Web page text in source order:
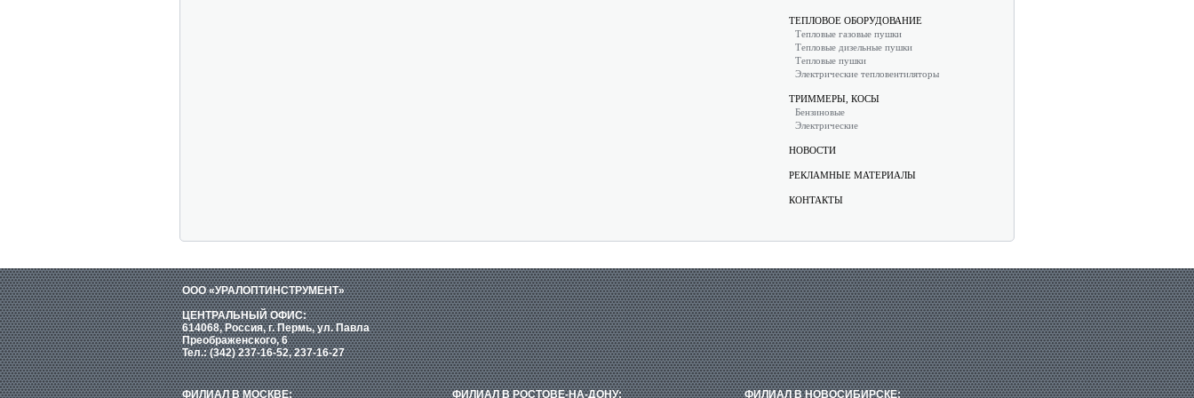
ТЕПЛОВОЕ ОБОРУДОВАНИЕ
Тепловые газовые пушки
Тепловые дизельные пушки
Тепловые пушки
Электрические тепловентиляторы
ТРИММЕРЫ, КОСЫ
Бензиновые
Электрические
НОВОСТИ
РЕКЛАМНЫЕ МАТЕРИАЛЫ
КОНТАКТЫ
ООО «УРАЛОПТИНСТРУМЕНТ»
ЦЕНТРАЛЬНЫЙ ОФИС:
614068, Россия, г. Пермь, ул. Павла
Преображенского, 6
Тел.: (342) 237-16-52, 237-16-27
ФИЛИАЛ В МОСКВЕ: ФИЛИАЛ В РОСТОВЕ-НА-ДОНУ: ФИЛИАЛ В НОВОСИБИРСКЕ: